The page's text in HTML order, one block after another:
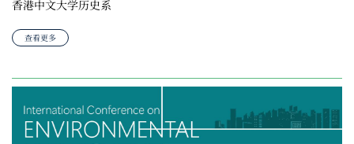
香港中文大学历史系
查看更多